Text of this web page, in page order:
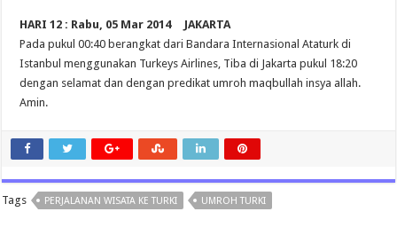
HARI 12 : Rabu, 05 Mar 2014 JAKARTA
Pada pukul 00:40 berangkat dari Bandara Internasional Ataturk di
Istanbul menggunakan Turkeys Airlines, Tiba di Jakarta pukul 18:20
dengan selamat dan dengan predikat umroh maqbullah insya allah.
Amin.
Tags PERJALANAN WISATA KE TURKI UMROH TURKI